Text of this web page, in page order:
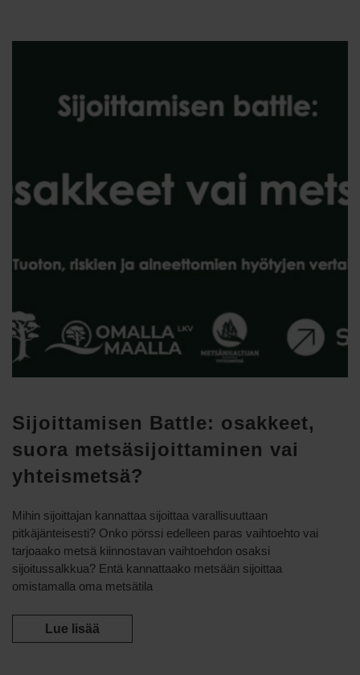
Sijoittamisen Battle: osakkeet,
suora metsäsijoittaminen vai
yhteismetsä?
Mihin sijoittajan kannattaa sijoittaa varallisuuttaan
pitkäjänteisesti? Onko pörssi edelleen paras vaihtoehto vai
tarjoaako metsä kiinnostavan vaihtoehdon osaksi
sijoitussalkkua? Entä kannattaako metsään sijoittaa
omistamalla oma metsätila
Lue lisää